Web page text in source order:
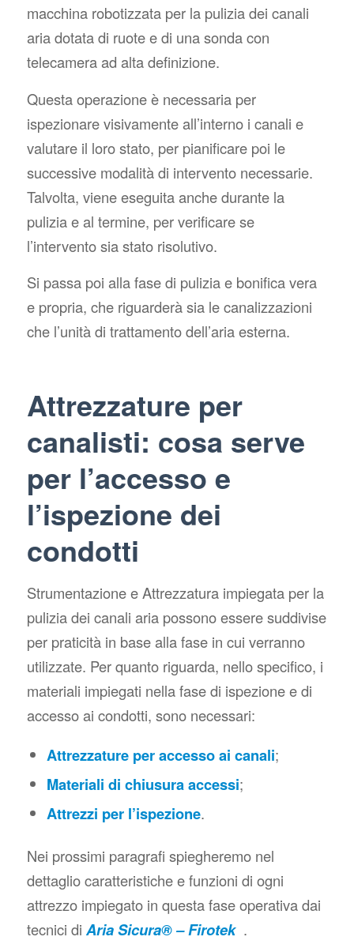
macchina robotizzata per la pulizia dei canali
aria dotata di ruote e di una sonda con
telecamera ad alta definizione.
Questa operazione è necessaria per
ispezionare visivamente all’interno i canali e
valutare il loro stato, per pianificare poi le
successive modalità di intervento necessarie.
Talvolta, viene eseguita anche durante la
pulizia e al termine, per verificare se
l’intervento sia stato risolutivo.
Si passa poi alla fase di pulizia e bonifica vera
e propria, che riguarderà sia le canalizzazioni
che l’unità di trattamento dell’aria esterna.
Attrezzature per
canalisti: cosa serve
per l’accesso e
l’ispezione dei
condotti
Strumentazione e Attrezzatura impiegata per la
pulizia dei canali aria possono essere suddivise
per praticità in base alla fase in cui verranno
utilizzate. Per quanto riguarda, nello specifico, i
materiali impiegati nella fase di ispezione e di
accesso ai condotti, sono necessari:
Attrezzature per accesso ai canali;
Materiali di chiusura accessi;
Attrezzi per l’ispezione.
Nei prossimi paragrafi spiegheremo nel
dettaglio caratteristiche e funzioni di ogni
attrezzo impiegato in questa fase operativa dai
tecnici di Aria Sicura® – Firotek.